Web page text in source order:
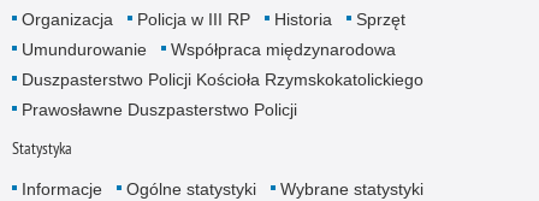
Organizacja
Policja w III RP Historia
Sprzęt
Umundurowanie
Współpraca międzynarodowa
Duszpasterstwo Policji Kościoła Rzymskokatolickiego
Prawosławne Duszpasterstwo Policji
Statystyka
Informacje Ogólne statystyki
Wybrane statystyki